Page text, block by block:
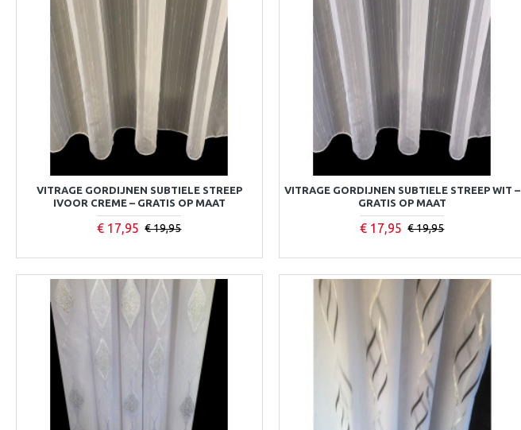
VITRAGE GORDIJNEN SUBTIELE STREEP
IVOOR CREME – GRATIS OP MAAT
€ 17,95 € 19,95
VITRAGE GORDIJNEN SUBTIELE STREEP WIT –
GRATIS OP MAAT
€ 17,95 € 19,95